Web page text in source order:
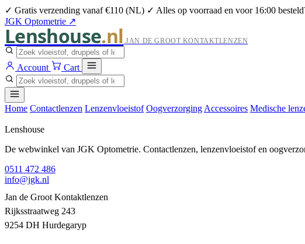
✓ Gratis verzending vanaf €110 (NL) ✓ Alles op voorraad en voor 16:00
JGK Optometrie ↗
Lenshouse.nl JAN DE GROOT KONTAKTLENZEN
Account Cart
Home Contactlenzen Lenzenvloeistof Oogverzorging Accessoires Medische
Lenshouse
De webwinkel van JGK Optometrie. Contactlenzen, lenzenvloeistof en
0511 472 486
info@jgk.nl
Jan de Groot Kontaktlenzen
Rijksstraatweg 243
9254 DH Hurdegaryp